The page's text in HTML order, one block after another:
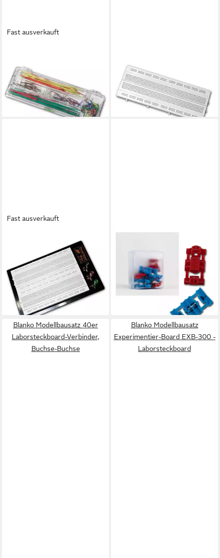
Fast ausverkauft
Draht-/Steckbrücken für
Laborsteckboard 140-teilig
11,89 €
lieferbar - in 3-4 Werktagen bei dir
Board EXB-640/200 -
Laborsteckboard
10,09 €
lieferbar - in 3-4 Werktagen bei dir
Fast ausverkauft
Modellbausatz Experimentier-
Board EXB-1280 -
Laborsteckboard
24,09 €
lieferbar - in 3-4 Werktagen bei dir
Kabelverbinder-Sortiment
10er Sortiment
Klemmverbinder, 5x rot, 5x
7,19 €
lieferbar - in 3-4 Werktagen bei dir
Blanko Modellbausatz 40er
Laborsteckboard-Verbinder,
Buchse-Buchse
Blanko Modellbausatz
Experimentier-Board EXB-300 -
Laborsteckboard